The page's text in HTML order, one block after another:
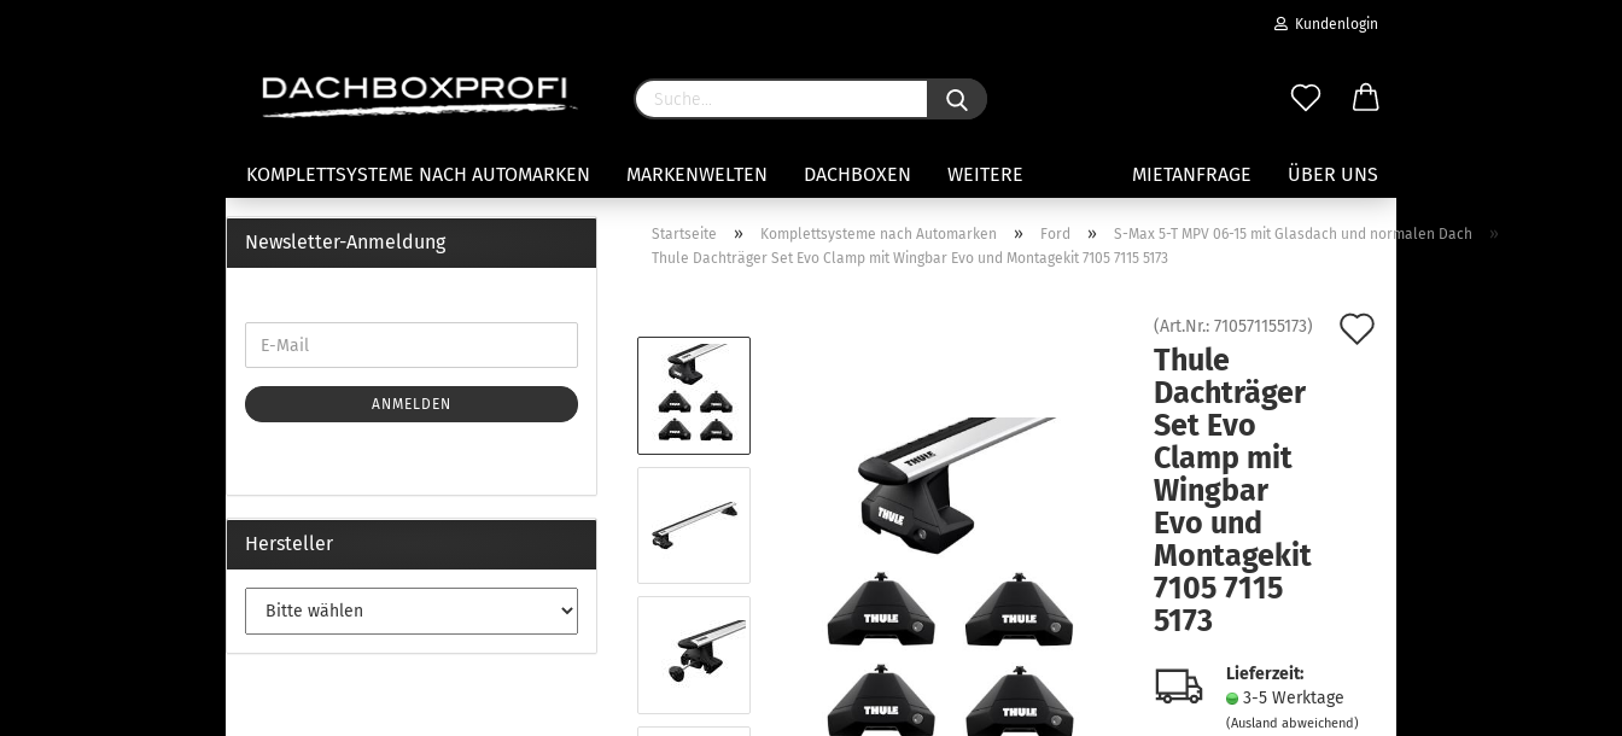
Kundenlogin
Passwort vergessen?
KOMPLETTSYSTEME NACH AUTOMARKEN MARKENWELTEN DACHBOXEN MIETANFRAGE ÜBER UNS
WEITERE
Heckklappenfahrradträger
Anhängekupplungsträger
E-Bike Fahrradträger
Universaltträger Reling
Thule Montagekits 50.. für 7105
Clamp Fußsatz Fahrzeuge mit
normalen Dach
Thule Montagekits 40.. für 753
Fußsatz Fahrzeuge mit
integrierter Reling
Thule Montagekits 60.. für 7106
Fußsatz Fahrzeuge mit
Fußsatz Fahrzeuge mit
Kajak und Kanuträger
Träger für Surfbretter
Zubehör für Wassersportträger
Startseite » Komplettsysteme nach Automarken » Ford » S-Max 5-T MPV 06-15 mit Glasdach und normalen Dach »
Thule Dachträger Set Evo Clamp mit Wingbar Evo und Montagekit 7105 7115 5173
(Art.Nr.:710571155173)
Thule
Dachträger
Set Evo
Clamp mit
Wingbar
Evo und
Montagekit
7105 7115
5173
Lieferzeit:
3-5 Werktage
(Ausland abweichend)
Newsletter-Anmeldung
ANMELDEN
Hersteller